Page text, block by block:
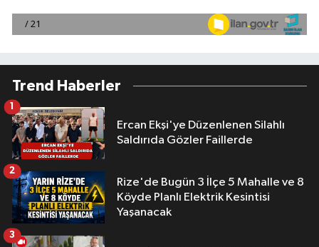
Trend Haberler
Ercan Ekşi'ye Düzenlenen Silahlı
Saldırıda Gözler Faillerde
1
Rize'de Bugün 3 İlçe 5 Mahalle ve 8
Köyde Planlı Elektrik Kesintisi
Yaşanacak
2
3